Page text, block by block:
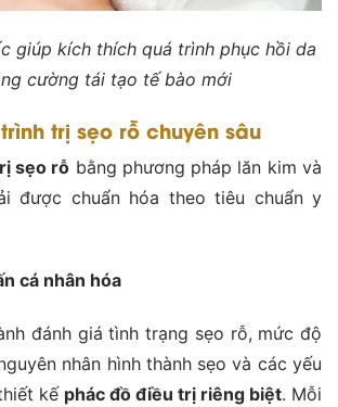
giúp kích thích quá trình phục hồi da
cường tái tạo tế bào mới
trị sẹo rỗ chuyên sâu
sẹo rỗ bằng phương pháp lăn kim và
được chuẩn hóa theo tiêu chuẩn y
cá nhân hóa
đánh giá tình trạng sẹo rỗ, mức độ
nhân hình thành sẹo và các yếu
kế phác đồ điều trị riêng biệt. Mỗi